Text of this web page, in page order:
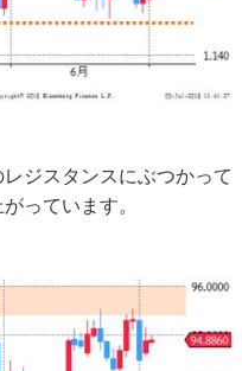
ジスタンスにぶつかって
っています。